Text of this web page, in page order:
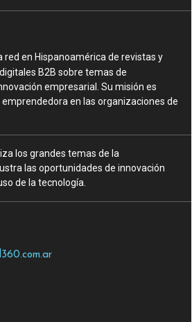
red en Hispanoamérica de revistas y
B2B sobre temas de
empresarial. Su misión es
en las organizaciones de
los grandes temas de la
las oportunidades de innovación
de la tecnología.